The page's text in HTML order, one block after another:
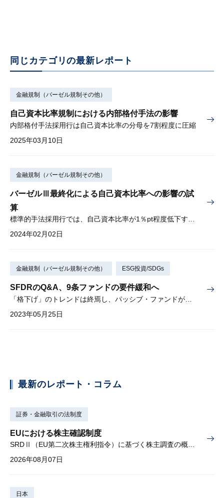
同じカテゴリの最新レポート
金融規制（バーゼル規制その他）
自己資本比率規制における内部格付手法の影響
内部格付手法採用行は自己資本比率の分母を7割程度に圧縮
2025年03月10日
金融規制（バーゼル規制その他）
バーゼルⅢ最終化による自己資本比率への影響の試
算
標準的手法採用行では、自己資本比率が1％pt程度低下する可能性
2024年02月02日
金融規制（バーゼル規制その他） ESG投資/SDGs
SFDRのQ&A、9条ファンドの要件緩和へ
2023年05月25日
最新のレポート・コラム
証券・金融取引の法制度
EUにおける株主確認制度
SRDⅡ（EU第二次株主権利指令）に基づく株主調査の概要と課題
2026年08月07日
日本